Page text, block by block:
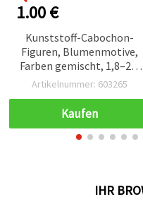
1.00 €
Kunststoff-Cabochon-
Figuren, Blumenmotive,
Farben gemischt, 1,8–2,2
cm — 10 Stück
Artikelnummer: 603265
Kaufen
IHR